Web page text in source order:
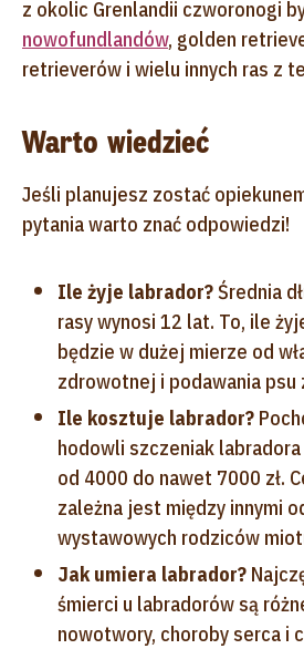
z okolic Grenlandii czworonogi
nowofundlandów, golden
retrieverów i wielu innych ras z
Warto wiedzieć
Jeśli planujesz zostać
pytania warto znać odpowiedzi!
Ile żyje labrador?Średnia
rasy wynosi 12 lat. To, ile
będzie w dużej mierze od
zdrowotnej i podawania psu
Ile kosztuje labrador?
hodowli szczeniak
od 4000 do nawet 7000 zł.
zależna jest między innymi
wystawowych rodziców
Jak umiera labrador?
śmierci u labradorów są
nowotwory, choroby serca i